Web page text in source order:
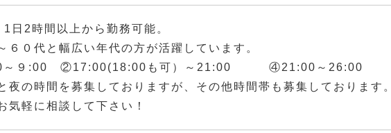
日2時間以上から勤務可能。
６０代と幅広い年代の方が活躍しています。
～９:00 ②17:00(18:00も可）～21:00 ④21:00～26:00
夜の時間を募集しておりますが、その他時間帯も募集しております。
気軽に相談して下さい！